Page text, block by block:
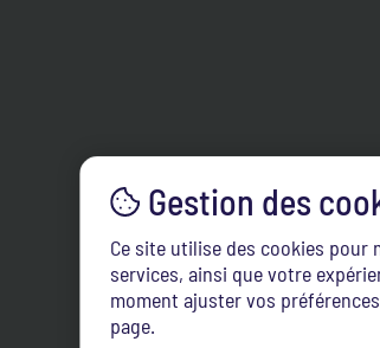
Ce site utilise des cookies pour
services, ainsi que votre
moment ajuster vos
page.